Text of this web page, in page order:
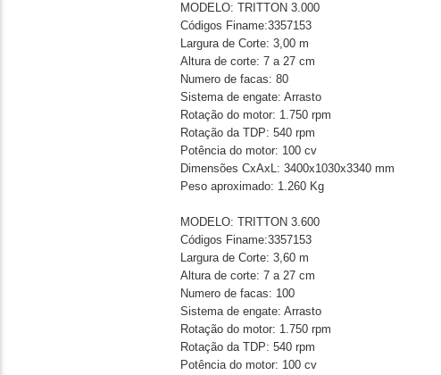
MODELO: TRITTON 3.000
Códigos Finame:3357153
Largura de Corte: 3,00 m
Altura de corte: 7 a 27 cm
Numero de facas: 80
Sistema de engate: Arrasto
Rotação do motor: 1.750 rpm
Rotação da TDP: 540 rpm
Potência do motor: 100 cv
Dimensões CxAxL: 3400x1030x3340 mm
Peso aproximado: 1.260 Kg
MODELO: TRITTON 3.600
Códigos Finame:3357153
Largura de Corte: 3,60 m
Altura de corte: 7 a 27 cm
Numero de facas: 100
Sistema de engate: Arrasto
Rotação do motor: 1.750 rpm
Rotação da TDP: 540 rpm
Potência do motor: 100 cv